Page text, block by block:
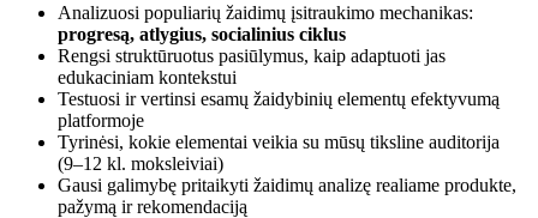
Analizuosi populiarių žaidimų įsitraukimo mechanikas:
progresą, atlygius, socialinius ciklus
Rengsi struktūruotus pasiūlymus, kaip adaptuoti jas
edukaciniam kontekstui
Testuosi ir vertinsi esamų žaidybinių elementų efektyvumą
platformoje
Tyrinėsi, kokie elementai veikia su mūsų tiksline auditorija
(9–12 kl. moksleiviai)
Gausi galimybę pritaikyti žaidimų analizę realiame produkte,
pažymą ir rekomendaciją